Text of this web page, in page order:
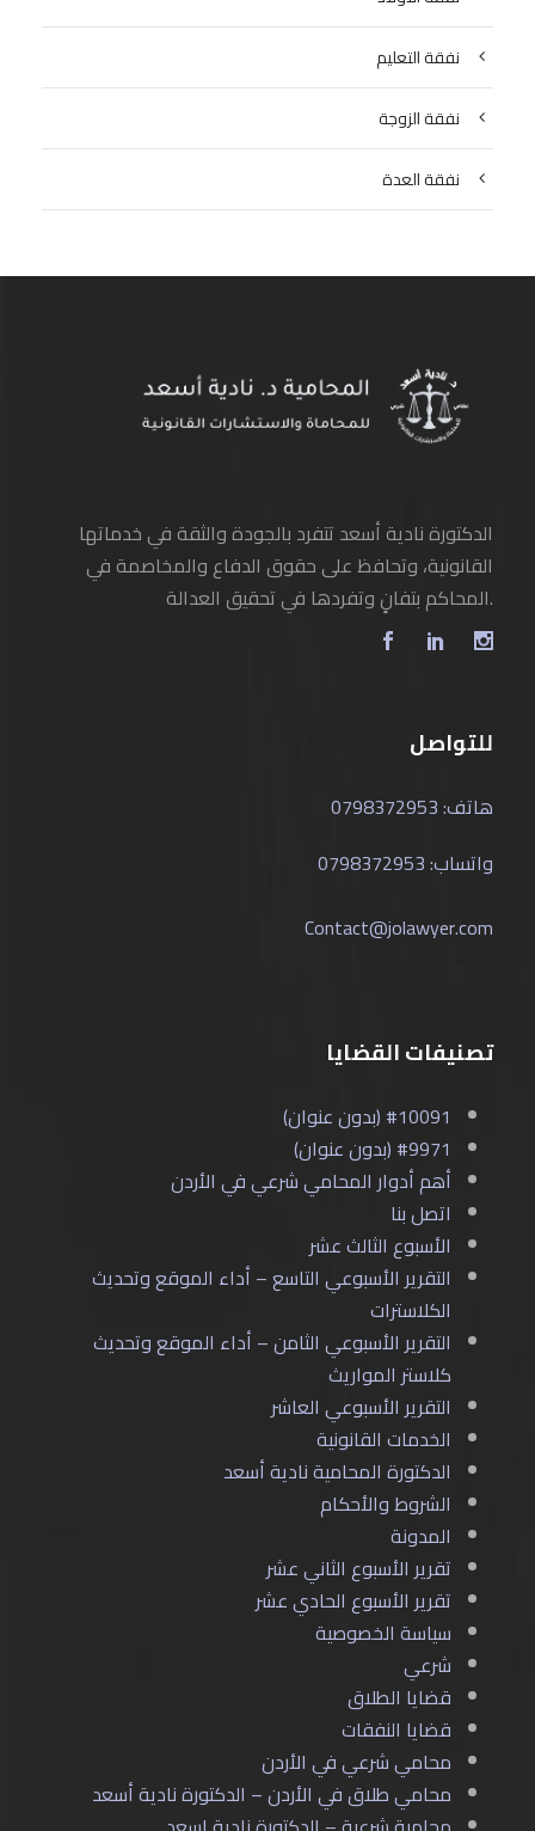
نفقة التعليم
نفقة الزوجة
نفقة العدة
الدكتورة نادية أسعد تتفرد بالجودة والثقة في خدماتها
القانونية، وتحافظ على حقوق الدفاع والمخاصمة في
المحاكم بتفانٍ وتفردها في تحقيق العدالة.
للتواصل
هاتف: 0798372953
واتساب: 0798372953
Contact@jolawyer.com
تصنيفات القضايا
#10091 (بدون عنوان)
#9971 (بدون عنوان)
أهم أدوار المحامي شرعي في الأردن
اتصل بنا
الأسبوع الثالث عشر
التقرير الأسبوعي التاسع – أداء الموقع وتحديث
الكلاسترات
التقرير الأسبوعي الثامن – أداء الموقع وتحديث
كلاستر المواريث
التقرير الأسبوعي العاشر
الخدمات القانونية
الدكتورة المحامية نادية أسعد
الشروط والأحكام
المدونة
تقرير الأسبوع الثاني عشر
تقرير الأسبوع الحادي عشر
سياسة الخصوصية
شرعي
قضايا الطلاق
قضايا النفقات
محامي شرعي في الأردن
محامي طلاق في الأردن – الدكتورة نادية أسعد